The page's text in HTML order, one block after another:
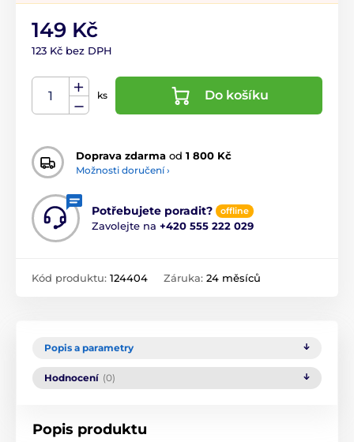
149 Kč
123 Kč bez DPH
ks Do košíku
Doprava zdarma od 1 800 Kč
Možnosti doručení ›
Potřebujete poradit? offline
Zavolejte na +420 555 222 029
Kód produktu: 124404 Záruka: 24 měsíců
Popis a parametry
Hodnocení (0)
Popis produktu